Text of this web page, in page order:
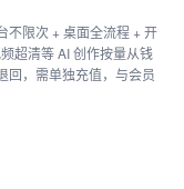
不限次 + 桌面全流程 + 开
超清等 AI 创作按量从钱
回，需单独充值，与会员